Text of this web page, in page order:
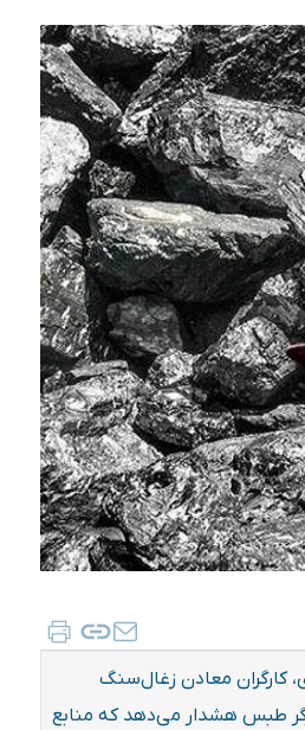
کارگران معادن زغال‌سنگ
طبس هشدار می‌دهد که منابع